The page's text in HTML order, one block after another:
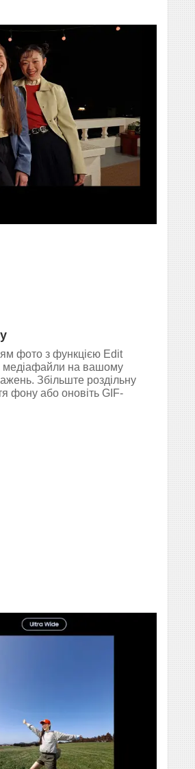
фото з функцією Edit
медіафайли на вашому
Збільште роздільну
фону або оновіть GIF-